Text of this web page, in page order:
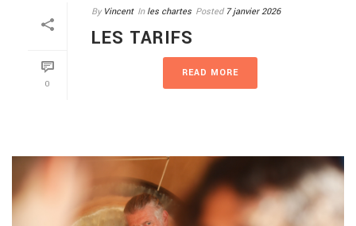
0
By Vincent In les chartes Posted 7 janvier 2026
LES TARIFS
READ MORE